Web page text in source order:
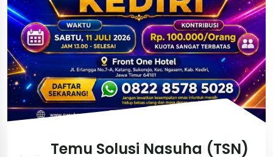
Temu Solusi Nasuha (TSN)